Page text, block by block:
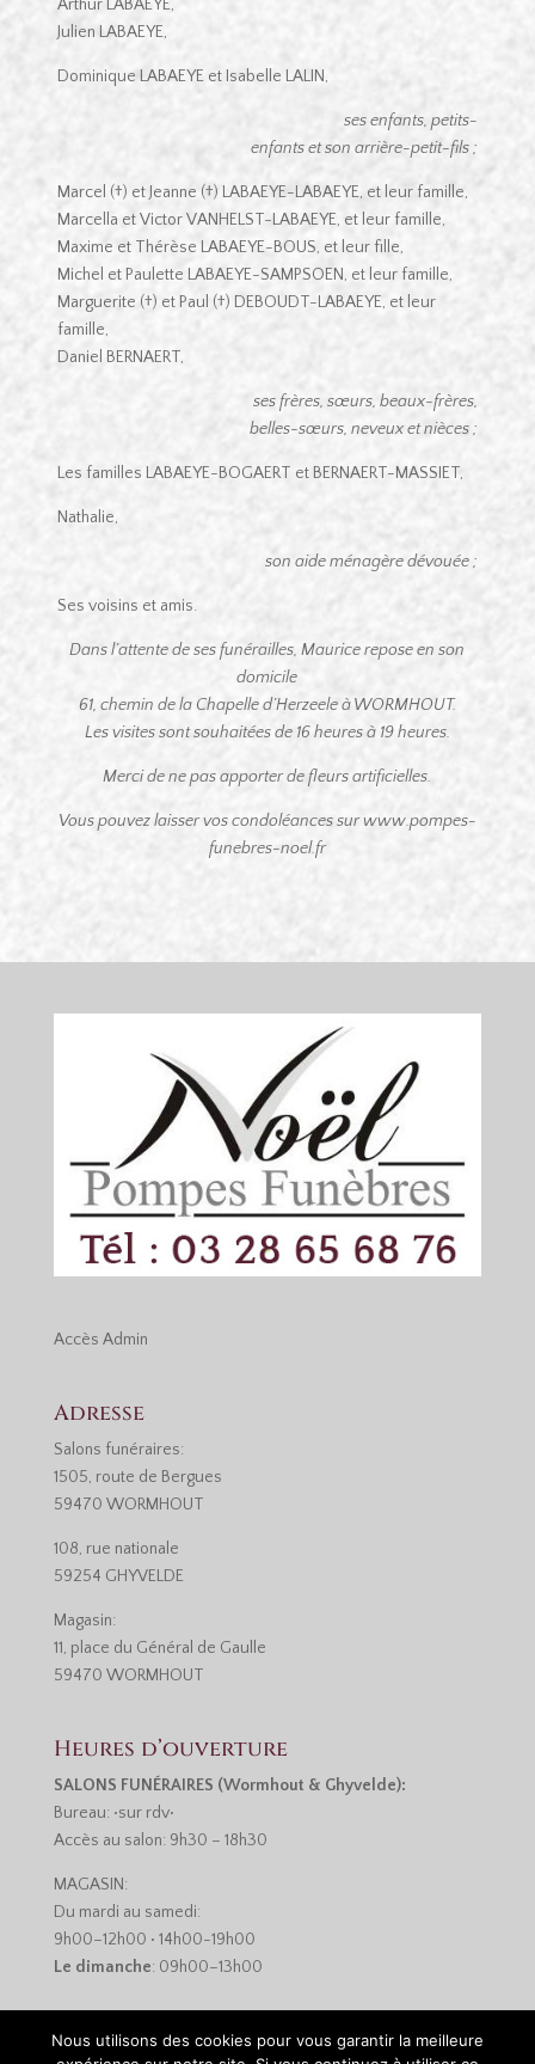
Arthur LABAEYE,
Julien LABAEYE,
Dominique LABAEYE et Isabelle LALIN,
ses enfants, petits-
enfants et son arrière-petit-fils ;
Marcel (†) et Jeanne (†) LABAEYE-LABAEYE, et leur famille,
Marcella et Victor VANHELST-LABAEYE, et leur famille,
Maxime et Thérèse LABAEYE-BOUS, et leur fille,
Michel et Paulette LABAEYE-SAMPSOEN, et leur famille,
Marguerite (†) et Paul (†) DEBOUDT-LABAEYE, et leur
famille,
Daniel BERNAERT,
ses frères, sœurs, beaux-frères,
belles-sœurs, neveux et nièces ;
Les familles LABAEYE-BOGAERT et BERNAERT-MASSIET,
Nathalie,
son aide ménagère dévouée ;
Ses voisins et amis.
Dans l’attente de ses funérailles, Maurice repose en son
domicile
61, chemin de la Chapelle d’Herzeele à WORMHOUT.
Les visites sont souhaitées de 16 heures à 19 heures.
Merci de ne pas apporter de fleurs artificielles.
Vous pouvez laisser vos condoléances sur www.pompes-
funebres-noel.fr
Accès Admin
Adresse
Salons funéraires:
1505, route de Bergues
59470 WORMHOUT
108, rue nationale
59254 GHYVELDE
Magasin:
11, place du Général de Gaulle
59470 WORMHOUT
Heures d’ouverture
SALONS FUNÉRAIRES (Wormhout & Ghyvelde):
Bureau: •sur rdv•
Accès au salon: 9h30 – 18h30
MAGASIN:
Du mardi au samedi:
9h00–12h00 • 14h00-19h00
Le dimanche: 09h00–13h00
Nous utilisons des cookies pour vous garantir la meilleure